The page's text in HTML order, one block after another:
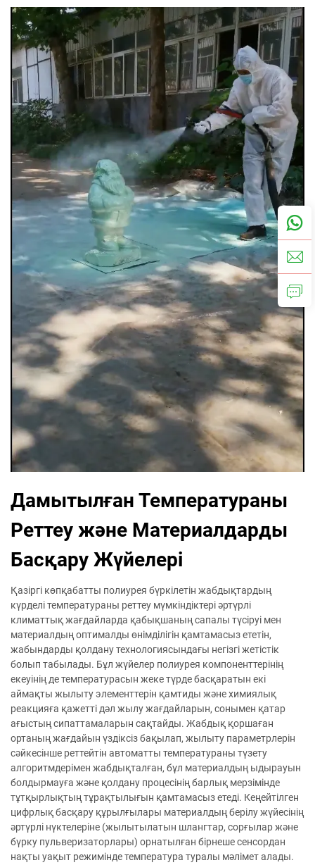
Дамытылған Температураны
Реттеу және Материалдарды
Басқару Жүйелері
Қазіргі көпқабатты полиурея бүркілетін жабдықтардың
күрделі температураны реттеу мүмкіндіктері әртүрлі
климаттық жағдайларда қабықшаның сапалы түсіруі мен
материалдың оптималды өнімділігін қамтамасыз ететін,
жабындарды қолдану технологиясындағы негізгі жетістік
болып табылады. Бұл жүйелер полиурея компоненттерінің
екеуінің де температурасын жеке түрде басқаратын екі
аймақты жылыту элементтерін қамтиды және химиялық
реакцияға қажетті дәл жылу жағдайларын, сонымен қатар
ағыстың сипаттамаларын сақтайды. Жабдық қоршаған
ортаның жағдайын үздіксіз бақылап, жылыту параметрлерін
сәйкесінше реттейтін автоматты температураны түзету
алгоритмдерімен жабдықталған, бұл материалдың ыдырауын
болдырмауға және қолдану процесінің барлық мерзімінде
тұтқырлықтың тұрақтылығын қамтамасыз етеді. Кеңейтілген
цифрлық басқару құрылғылары материалдың берілу жүйесінің
әртүрлі нүктелеріне (жылытылатын шлангтар, сорғылар және
бүрку пульверизаторлары) орнатылған бірнеше сенсордан
нақты уақыт режимінде температура туралы мәлімет алады.